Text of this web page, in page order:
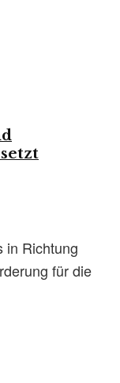
in Richtung
für die